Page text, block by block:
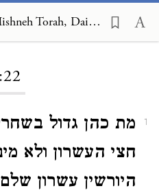
Even Ha'azel on Mishneh Torah, Daily Offerings and Additional Offerings 3:22
1
מת כהן גדול
חצי העשרון ולא
היורשין עשרון